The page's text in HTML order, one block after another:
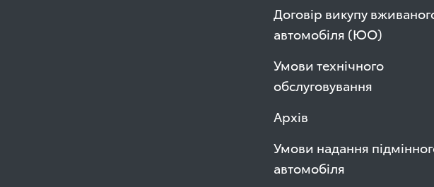
Договір викупу
автомобіля (ЮО)
Умови технічного
обслуговування
Архів
Умови надання
автомобіля